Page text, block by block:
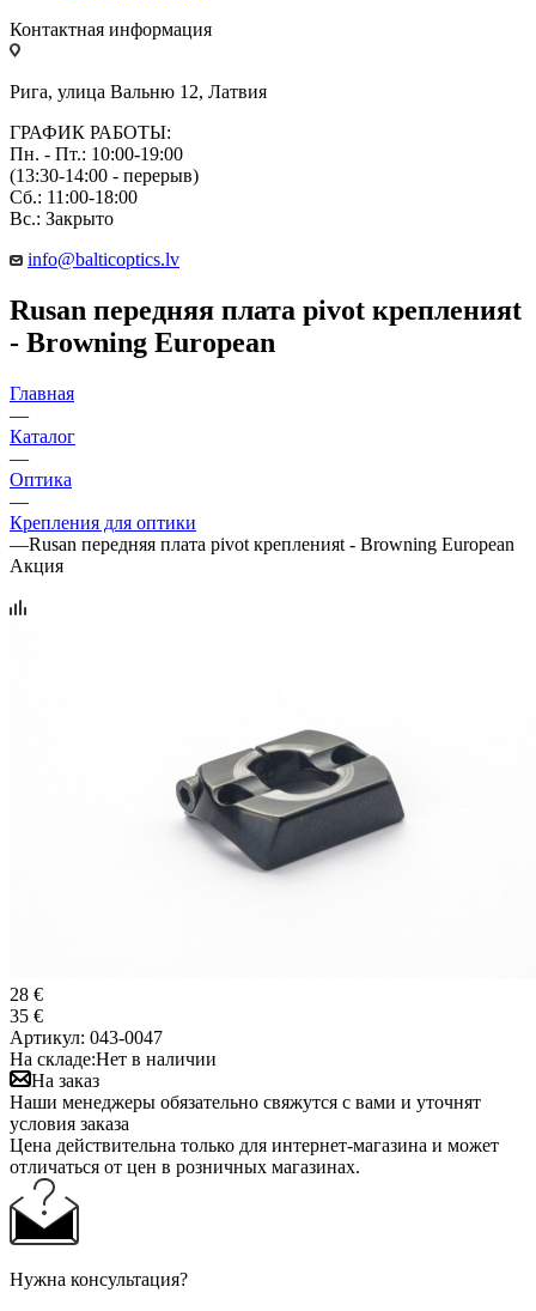
Контактная информация
Рига, улица Вальню 12, Латвия
ГРАФИК РАБОТЫ:
Пн. - Пт.: 10:00-19:00
(13:30-14:00 - перерыв)
Сб.: 11:00-18:00
Вс.: Закрыто
info@balticoptics.lv
Rusan передняя плата pivot крепленияt
- Browning European
Главная
—
Каталог
—
Оптика
—
Крепления для оптики
—Rusan передняя плата pivot крепленияt - Browning European
Акция
28 €
35 €
Артикул: 043-0047
На складе:Нет в наличии
На заказ
Наши менеджеры обязательно свяжутся с вами и уточнят
условия заказа
Цена действительна только для интернет-магазина и может
отличаться от цен в розничных магазинах.
Нужна консультация?